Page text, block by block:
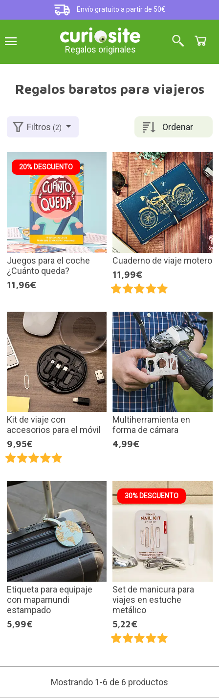
Envío gratuito a partir de 50€
Regalos originales
Regalos baratos para viajeros
Ordenar
Filtros(2)
20% DESCUENTO
Juegos para el coche
¿Cuánto queda?
11,96€
Cuaderno de viaje motero
11,99€
Kit de viaje con
accesorios para el móvil
9,95€
Multiherramienta en
forma de cámara
4,99€
Etiqueta para equipaje
con mapamundi
estampado
5,99€
30% DESCUENTO
Set de manicura para
viajes en estuche
metálico
5,22€
Mostrando 1-6 de 6 productos